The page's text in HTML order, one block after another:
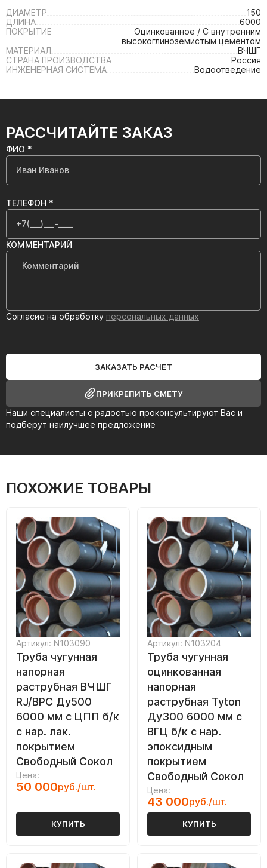
ДИАМЕТР
150
ДЛИНА
6000
ПОКРЫТИЕ
Оцинкованное / С внутренним
высокоглинозёмистым цементом
МАТЕРИАЛ
ВЧШГ
СТРАНА ПРОИЗВОДСТВА
Россия
ИНЖЕНЕРНАЯ СИСТЕМА
Водоотведение
РАССЧИТАЙТЕ ЗАКАЗ
Наши специалисты с радостью проконсультируют Вас и
подберут наилучшее предложение
ФИО *
ТЕЛЕФОН *
КОММЕНТАРИЙ
Согласие на обработку персональных данных
ЗАКАЗАТЬ РАСЧЕТ
ПРИКРЕПИТЬ СМЕТУ
ПОХОЖИЕ ТОВАРЫ
Артикул: N103090
Труба чугунная
напорная
раструбная ВЧШГ
RJ/ВРС Ду500
6000 мм с ЦПП б/к
с нар. лак.
покрытием
Свободный Сокол
Цена:
50 000руб./шт.
КУПИТЬ
Артикул: N103204
Труба чугунная
оцинкованная
напорная
раструбная Tyton
Ду300 6000 мм с
ВГЦ б/к с нар.
эпоксидным
покрытием
Свободный Сокол
Цена:
43 000руб./шт.
КУПИТЬ